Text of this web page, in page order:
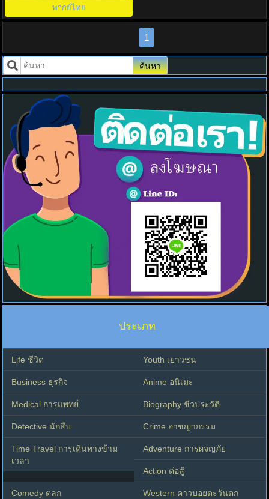
พากย์ไทย
1
ค้นหา
ประเภท
Life ชีวิต Youth เยาวชน
Business ธุรกิจ Anime อนิเมะ
Medical การแพทย์ Biography ชีวประวัติ
Detective นักสืบ Crime อาชญากรรม
Time Travel การเดินทางข้าม
เวลา
Adventure การผจญภัย
Action ต่อสู้
Comedy ตลก Western คาวบอยตะวันตก